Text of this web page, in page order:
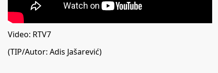
Video: RTV7
(TIP/Autor: Adis Jašarević)